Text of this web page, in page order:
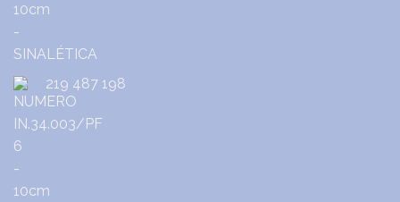
219 487 198